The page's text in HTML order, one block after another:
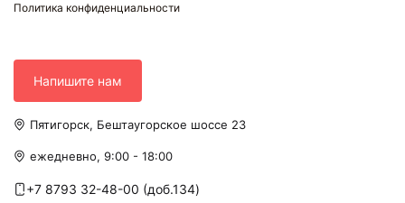
Политика конфиденциальности
Напишите нам
Пятигорск, Бештаугорское шоссе 23
ежедневно, 9:00 - 18:00
+7 8793 32-48-00 (доб.134)